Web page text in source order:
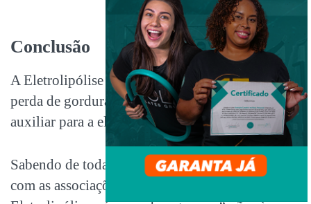
Conclusão
A Eletrolipólise é um processo que auxilia para a
perda de gordura acumulada no corpo, além de
auxiliar para a eliminação de medidas.
Sabendo de todas essas técnicas em conjunto
com as associações e suas potencializações com a